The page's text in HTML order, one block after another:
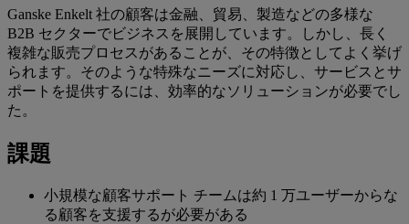
Ganske Enkelt 社の顧客は金融、貿易、製造などの多様な
B2B セクターでビジネスを展開しています。しかし、長く
複雑な販売プロセスがあることが、その特徴としてよく挙げ
られます。そのような特殊なニーズに対応し、サービスとサ
ポートを提供するには、効率的なソリューションが必要でし
た。
課題
小規模な顧客サポート チームは約 1 万ユーザーからな
る顧客を支援するが必要がある